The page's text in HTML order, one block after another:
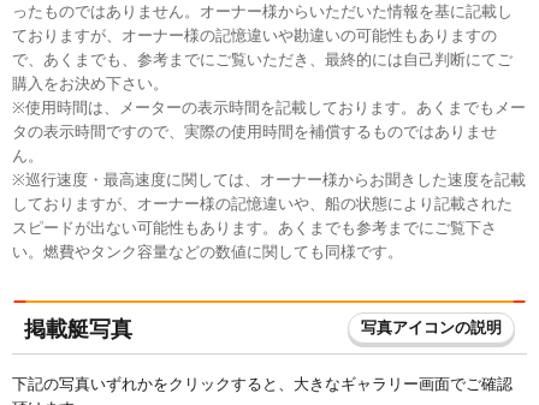
ったものではありません。オーナー様からいただいた情報を基に記載し
ておりますが、オーナー様の記憶違いや勘違いの可能性もありますの
で、あくまでも、参考までにご覧いただき、最終的には自己判断にてご
購入をお決め下さい。
※使用時間は、メーターの表示時間を記載しております。あくまでもメー
タの表示時間ですので、実際の使用時間を補償するものではありませ
ん。
※巡行速度・最高速度に関しては、オーナー様からお聞きした速度を記載
しておりますが、オーナー様の記憶違いや、船の状態により記載された
スピードが出ない可能性もあります。あくまでも参考までにご覧下さ
い。燃費やタンク容量などの数値に関しても同様です。
掲載艇写真 写真アイコンの説明
下記の写真いずれかをクリックすると、大きなギャラリー画面でご確認